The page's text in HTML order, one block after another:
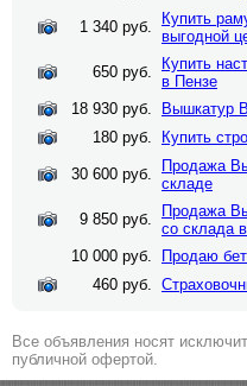
1 340 руб.
Купить
выгодной
650 руб.
Купить
в Пензе
18 930 руб.
Вышкатур
180 руб.
Купить
30 600 руб.
Продажа
складе
9 850 руб.
Продажа
со склада
10 000 руб.
Продаю
460 руб.
Все объявления носят
публичной офертой.